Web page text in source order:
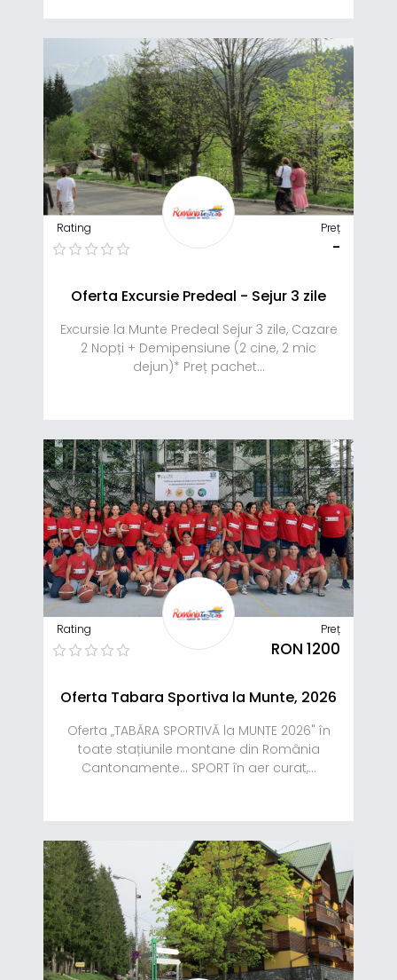
Rating Preț
-
Oferta Excursie Predeal - Sejur 3 zile
Excursie la Munte Predeal Sejur 3 zile, Cazare
2 Nopți + Demipensiune (2 cine, 2 mic
dejun)* Preț pachet...
Rating Preț
RON 1200
Oferta Tabara Sportiva la Munte, 2026
Oferta „TABĂRA SPORTIVĂ la MUNTE 2026" în
toate stațiunile montane din România
Cantonamente… SPORT în aer curat,...